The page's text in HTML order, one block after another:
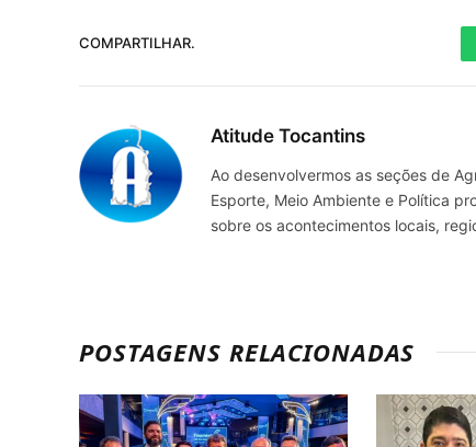
COMPARTILHAR.
Atitude Tocantins
Ao desenvolvermos as seções de
Esporte, Meio Ambiente e Política
sobre os acontecimentos locais,
POSTAGENS RELACIONADAS